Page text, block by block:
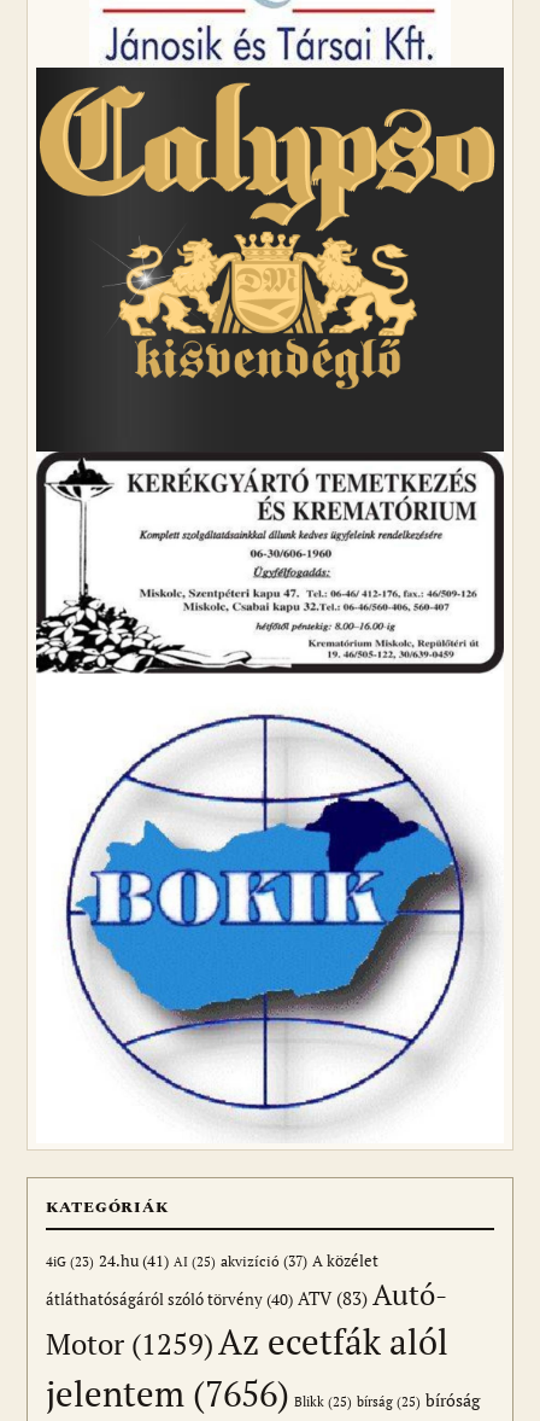
KATEGÓRIÁK
4iG (23) 24.hu(41) AI (25) akvizíció (37) A közélet
átláthatóságáról szóló törvény(40) ATV(83) Autó-
Motor (1259)Az ecetfák alól
jelentem (7656) Blikk (25) bírság (25) bíróság